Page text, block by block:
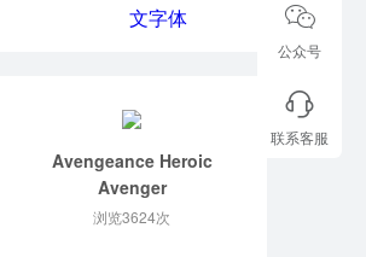
字体
流行时尚 冰火
卷曲
腐蚀扭曲
Avengeance Heroic
Avenger
浏览3624次
公众号
联系客服